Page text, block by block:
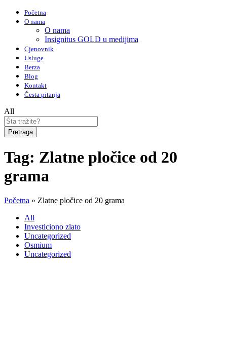
Početna
O nama
O nama
Insignitus GOLD u medijima
Cjenovnik
Usluge
Berza
Blog
Kontakt
Česta pitanja
All
Pretraga
Tag: Zlatne pločice od 20
grama
Početna » Zlatne pločice od 20 grama
All
Investiciono zlato
Uncategorized
Osmium
Uncategorized